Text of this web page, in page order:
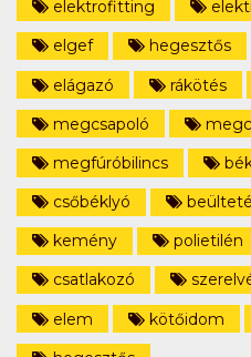
elektrofitting
elgef
hegesztős
elágazó
rákötés
megcsapoló
megfúróbilincs
csőbéklyó
kemény
polietilén
csatlakozó
elem
kötőidom